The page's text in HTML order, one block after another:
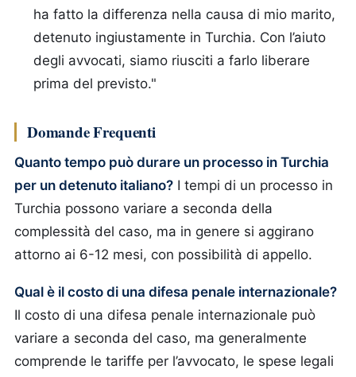
ha fatto la differenza nella causa di mio marito,
detenuto ingiustamente in Turchia. Con l’aiuto
degli avvocati, siamo riusciti a farlo liberare
prima del previsto."
Domande Frequenti
Quanto tempo può durare un processo in Turchia
per un detenuto italiano? I tempi di un processo in
Turchia possono variare a seconda della
complessità del caso, ma in genere si aggirano
attorno ai 6-12 mesi, con possibilità di appello.
Qual è il costo di una difesa penale internazionale?
Il costo di una difesa penale internazionale può
variare a seconda del caso, ma generalmente
comprende le tariffe per l’avvocato, le spese legali